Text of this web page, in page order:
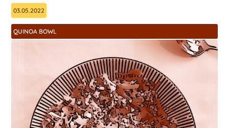
03.05.2022
QUINOA BOWL